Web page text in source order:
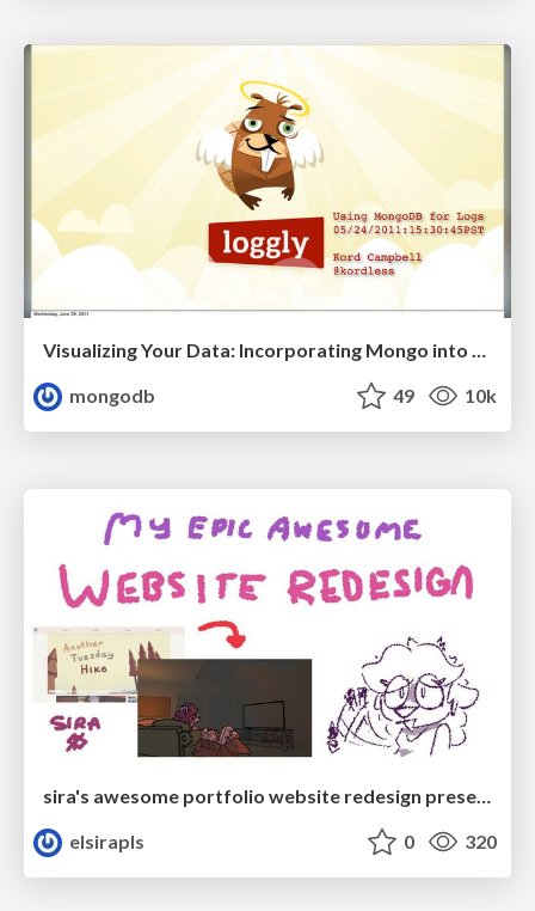
Visualizing Your Data: Incorporating Mongo into Loggly Infrastructure
mongodb
49 10k
elsirapls
0 320